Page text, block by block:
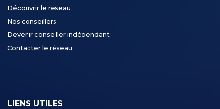
Découvrir le reseau
Nos conseillers
Devenir conseiller indépendant
Contacter le réseau
LIENS UTILES